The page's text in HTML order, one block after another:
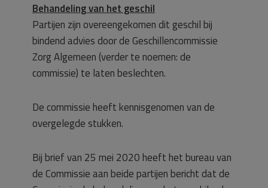
Behandeling van het geschil
Partijen zijn overeengekomen dit geschil bij
bindend advies door de Geschillencommissie
Zorg Algemeen (verder te noemen: de
commissie) te laten beslechten.
De commissie heeft kennisgenomen van de
overgelegde stukken.
Bij brief van 25 mei 2020 heeft het bureau van
de Commissie aan beide partijen bericht dat de